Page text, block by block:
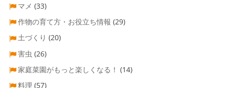
マメ (33)
作物の育て方・お役立ち情報 (29)
土づくり (20)
害虫 (26)
家庭菜園がもっと楽しくなる！ (14)
料理 (57)